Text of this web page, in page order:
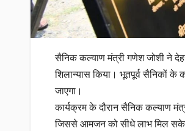
सैनिक कल्याण मंत्री गणेश जोशी ने
शिलान्यास किया। भूतपूर्व सैनिकों
जाएगा।
कार्यक्रम के दौरान सैनिक कल्याण
जिससे आमजन को सीधे लाभ मिल सके।